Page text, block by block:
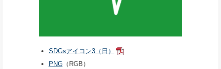
SDGsアイコン3（日）
PNG（RGB）